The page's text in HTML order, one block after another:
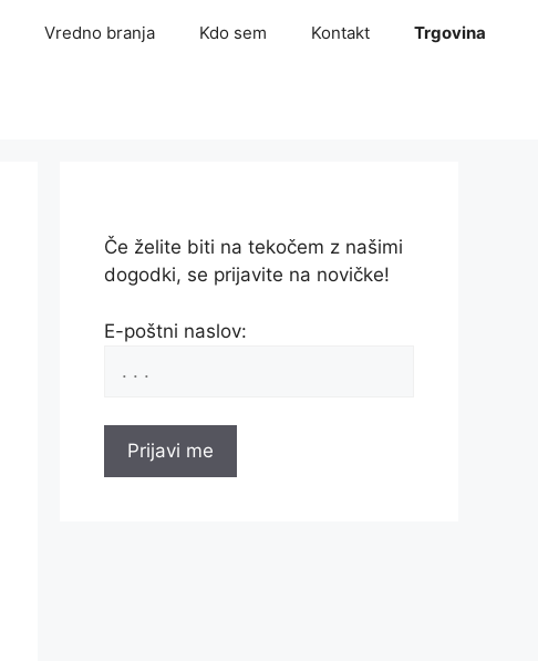
Vredno branja Kdo sem Kontakt Trgovina
Če želite biti na tekočem z našimi
dogodki, se prijavite na novičke!
E-poštni naslov: